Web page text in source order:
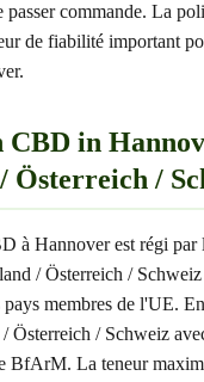
commande. La
de fiabilité important
CBD in
Österreich /
à Hannover est régi par
/ Österreich /
pays membres de l'UE.
Österreich / Schweiz
BfArM. La teneur